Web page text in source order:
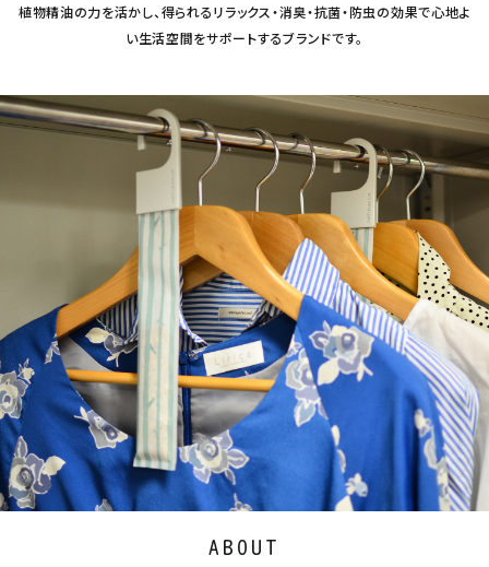
キッズ・ベビー・マタニティ
定期購入
オリジナルブランド
ナチュラムーン
エコリュクス
植物精油の力を活かし、得られるリラックス・消臭・抗菌・防虫の効果で心地よ
い生活空間をサポートするブランドです。
ABOUT